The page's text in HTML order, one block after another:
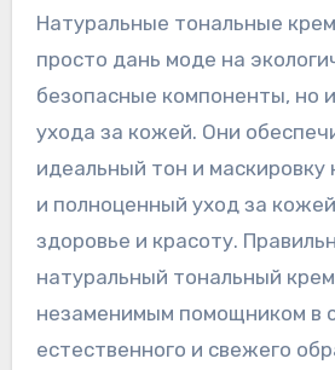
Натуральные тональные
просто дань моде на
безопасные компоненты, но
ухода за кожей. Они
идеальный тон и маскировку
и полноценный уход за
здоровье и красоту.
натуральный тональный
незаменимым помощником в
естественного и свежего